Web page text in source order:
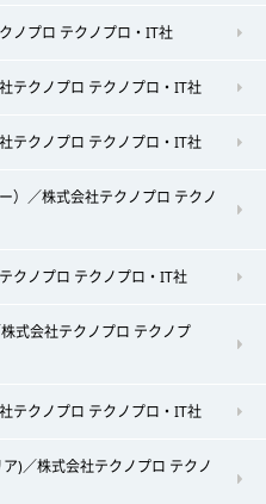
ノプロ テクノプロ・IT社
テクノプロ テクノプロ・IT社
テクノプロ テクノプロ・IT社
）／株式会社テクノプロ テクノ
クノプロ テクノプロ・IT社
式会社テクノプロ テクノプ
テクノプロ テクノプロ・IT社
)／株式会社テクノプロ テクノ